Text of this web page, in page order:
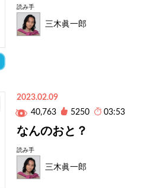
読み手
三木眞一郎
2023.02.09
40,763
5250 03:53
なんのおと？
読み手
三木眞一郎